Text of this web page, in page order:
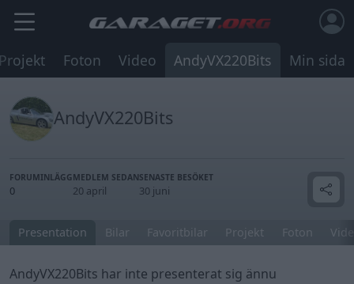
Foton Video AndyVX220Bits Min sida
AndyVX220Bits
FORUMINLÄGG
0
MEDLEM SEDAN
20 april
SENASTE BESÖKET
30 juni
Presentation Bilar Favoritbilar Projekt Foton
AndyVX220Bits har inte presenterat sig ännu